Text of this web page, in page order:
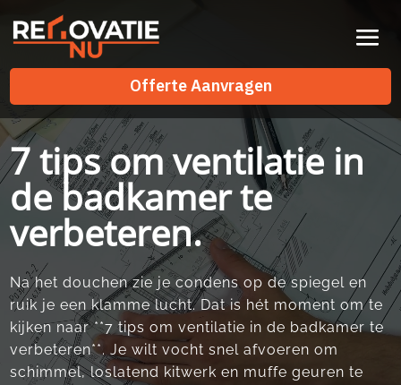
Offerte Aanvragen
Offerte Aanvragen
7 tips om ventilatie in
de badkamer te
verbeteren.
Na het douchen zie je condens op de spiegel en
ruik je een klamme lucht.​ Dat is hét moment om te
kijken naar **7 tips om ventilatie in de badkamer te
verbeteren**.​ Je wilt vocht snel afvoeren om
schimmel, loslatend kitwerk en muffe geuren te